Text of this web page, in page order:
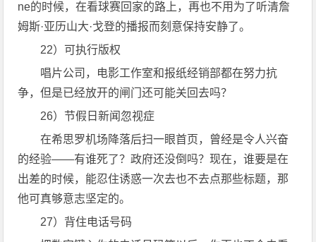
ne的时候，在看球赛回家的路上，再也不用为了听清詹
姆斯·亚历山大·戈登的播报而刻意保持安静了。
22）可执行版权
唱片公司，电影工作室和报纸经销部都在努力抗
争，但是已经放开的闸门还可能关回去吗？
26）节假日新闻忽视症
在希思罗机场降落后扫一眼首页，曾经是令人兴奋
的经验——有谁死了？政府还没倒吗？现在，谁要是在
出差的时候，能忍住诱惑一次去也不去点那些标题，那
他可真够意志坚定的。
27）背住电话号码